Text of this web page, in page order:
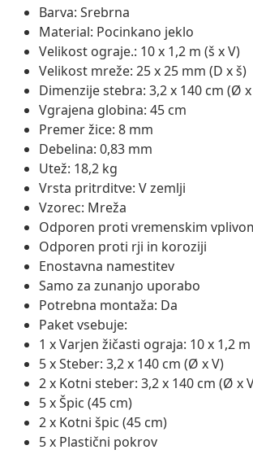
Barva: Srebrna
Material: Pocinkano jeklo
Velikost ograje.: 10 x 1,2 m (š x V)
Velikost mreže: 25 x 25 mm (D x š)
Dimenzije stebra: 3,2 x 140 cm (Ø x
Vgrajena globina: 45 cm
Premer žice: 8 mm
Debelina: 0,83 mm
Utež: 18,2 kg
Vrsta pritrditve: V zemlji
Vzorec: Mreža
Odporen proti vremenskim
Odporen proti rji in koroziji
Enostavna namestitev
Samo za zunanjo uporabo
Potrebna montaža: Da
Paket vsebuje:
1 x Varjen žičasti ograja: 10 x 1,2 m
5 x Steber: 3,2 x 140 cm (Ø x V)
2 x Kotni steber: 3,2 x 140 cm (Ø x
5 x Špic (45 cm)
2 x Kotni špic (45 cm)
5 x Plastični pokrov